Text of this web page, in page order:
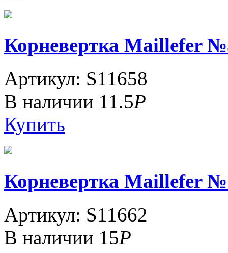
Корневертка Maillefer
Артикул: S11658
В наличии 11.5Р
Купить
Корневертка Maillefer
Артикул: S11662
В наличии 15Р